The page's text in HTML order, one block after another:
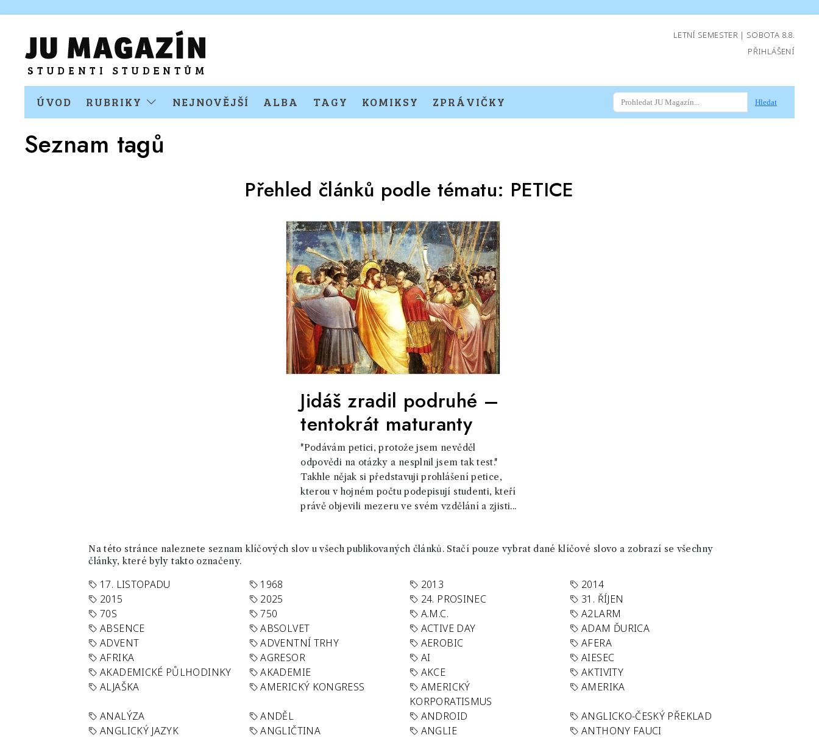
LETNÍ SEMESTER | SOBOTA 8.8.
PŘIHLÁŠENÍ
ÚVOD RUBRIKY NEJNOVĚJŠÍ ALBA TAGY KOMIKSY ZPRÁVIČKY Hledat
Seznam tagů
Přehled článků podle tématu: PETICE
Jidáš zradil podruhé –
tentokrát maturanty
"Podávám petici, protože jsem nevěděl
odpovědi na otázky a nesplnil jsem tak test."
Takhle nějak si představuji prohlášení petice,
kterou v hojném počtu podepisují studenti, kteří
právě objevili mezeru ve svém vzdělání a zjisti...
Na této stránce naleznete seznam klíčových slov u všech publikovaných článků. Stačí pouze vybrat dané klíčové slovo a zobrazí se všechny
články, které byly takto označeny.
17. LISTOPADU 1968 2013
2014
2015
2025 24. PROSINEC
31. ŘÍJEN
70S
750 A.M.C.
A2LARM
ABSENCE
ABSOLVET ACTIVE DAY
ADAM ĎURICA
ADVENT
ADVENTNÍ TRHY AEROBIC
AFERA
AFRIKA
AGRESOR AI
AIESEC
AKADEMICKÉ PŮLHODINKY
AKADEMIE AKCE
AKTIVITY
ALJAŠKA
AMERICKÝ KONGRESS
AMERICKÝ
KORPORATISMUS
AMERIKA
ANALÝZA ANDĚL ANDROID
ANGLICKO-ČESKÝ PŘEKLAD
ANGLICKÝ JAZYK
ANGLIČTINA ANGLIE
ANTHONY FAUCI